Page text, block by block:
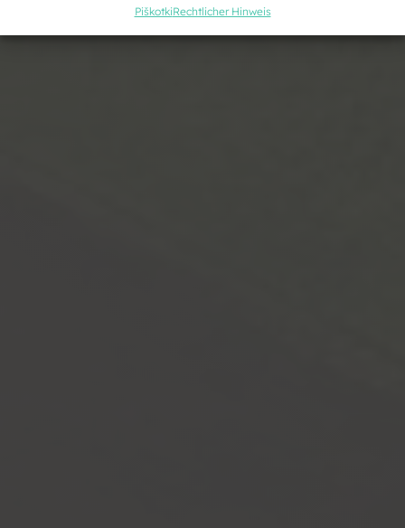
PiškotkiRechtlicher Hinweis